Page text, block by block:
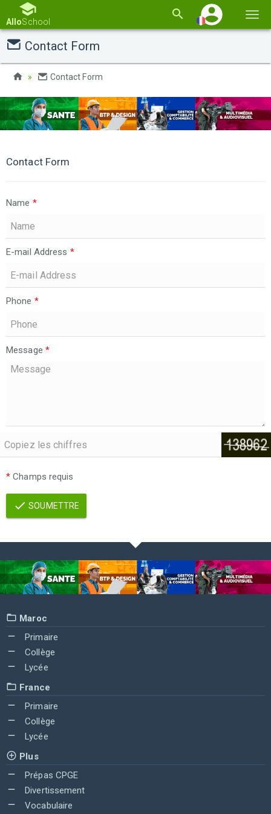
la
AlloSchool
Contact Form
Contact Form
Contact Form
Name *
E-mail Address *
Phone *
Message *
* Champs requis
SOUMETTRE
Maroc
Primaire
Collège
Lycée
France
Primaire
Collège
Lycée
Plus
Prépas CPGE
Divertissement
Vocabulaire